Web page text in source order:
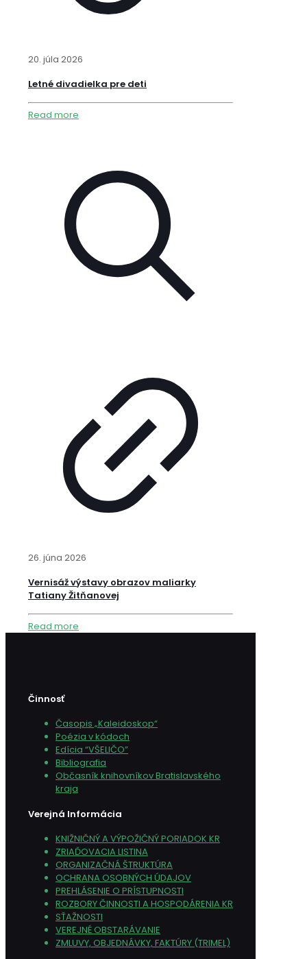
20. júla 2026
Letné divadielka pre deti
Read more
26. júna 2026
Vernisáž výstavy obrazov maliarky
Tatiany Žitňanovej
Read more
Činnosť
Časopis „Kaleidoskop“
Poézia v kódoch
Edícia “VŠELIČO”
Bibliografia
Občasník knihovníkov Bratislavského
kraja
Verejná Informácia
KNIŽNIČNÝ A VÝPOŽIČNÝ PORIADOK KR
ZRIAĎOVACIA LISTINA
ORGANIZAČNÁ ŠTRUKTÚRA
OCHRANA OSOBNÝCH ÚDAJOV
PREHLÁSENIE O PRÍSTUPNOSTI
ROZBORY ČINNOSTI A HOSPODÁRENIA KR
SŤAŽNOSTI
VEREJNÉ OBSTARÁVANIE
ZMLUVY, OBJEDNÁVKY, FAKTÚRY (TRIMEL)